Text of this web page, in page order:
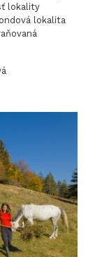
lokality
lokalita